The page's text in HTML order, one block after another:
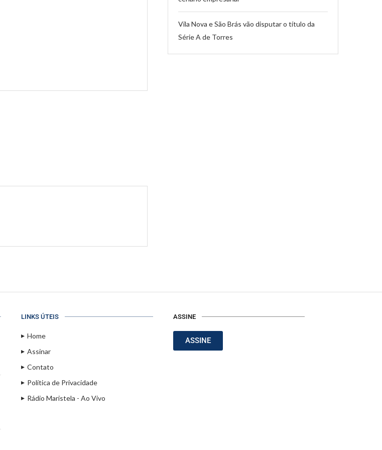
Vila Nova e São Brás vão disputar o título da
Série A de Torres
LINKS ÚTEIS
Home
Assinar
Contato
Política de Privacidade
Rádio Maristela - Ao Vivo
ASSINE
ASSINE